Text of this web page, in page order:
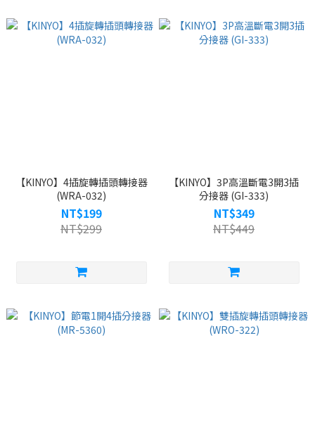
【KINYO】4插旋轉插頭轉接器
(WRA-032)
NT$199
NT$299
【KINYO】3P高溫斷電3開3插
分接器 (GI-333)
NT$349
NT$449